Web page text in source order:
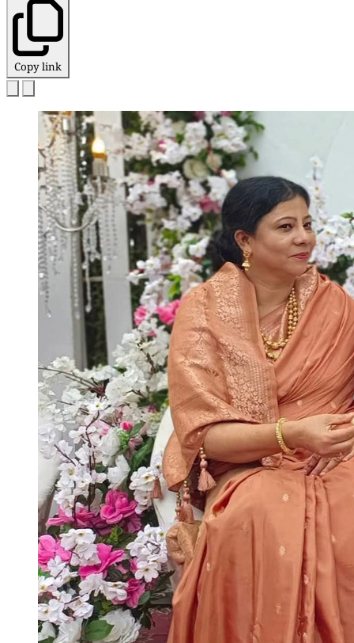
Copy link